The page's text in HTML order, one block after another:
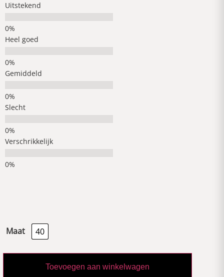
Uitstekend
Heel goed
Gemiddeld
Slecht
Verschrikkelijk
Maat 40
Toevoegen aan winkelwagen